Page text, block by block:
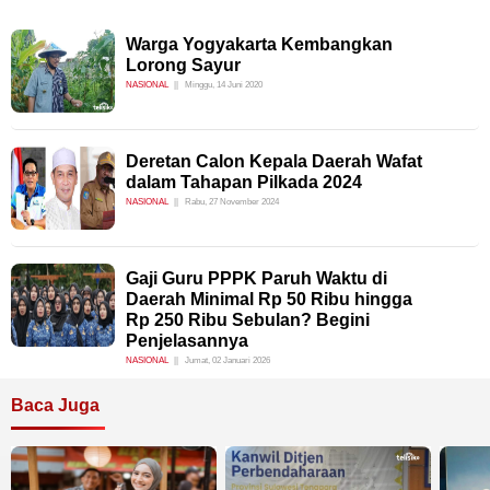
Warga Yogyakarta Kembangkan
Lorong Sayur
NASIONAL Minggu, 14 Juni 2020
Deretan Calon Kepala Daerah Wafat
dalam Tahapan Pilkada 2024
NASIONAL Rabu, 27 November 2024
Gaji Guru PPPK Paruh Waktu di
Daerah Minimal Rp 50 Ribu hingga
Rp 250 Ribu Sebulan? Begini
Penjelasannya
NASIONAL Jumat, 02 Januari 2026
Baca Juga